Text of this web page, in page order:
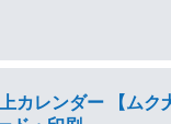
カレンダー 【ムク